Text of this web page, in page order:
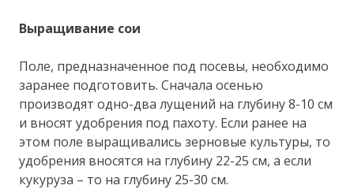
Выращивание сои
Поле, предназначенное под посевы, необходимо
заранее подготовить. Сначала осенью
производят одно-два лущений на глубину 8-10 см
и вносят удобрения под пахоту. Если ранее на
этом поле выращивались зерновые культуры, то
удобрения вносятся на глубину 22-25 см, а если
кукуруза – то на глубину 25-30 см.